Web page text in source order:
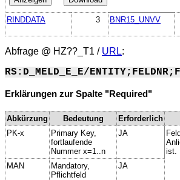
RINDDATA 3 BNR15_UNVV
Abfrage @ HZ??_T1 / URL:
RS:D_MELD_E_E/
Erklärungen zur Spalte "Required"
Abkürzung Bedeutung Erforderlich
PK-x
Primary Key,
fortlaufende
Nummer x=1..n
JA
ist.
MAN
Mandatory,
Pflichtfeld
JA